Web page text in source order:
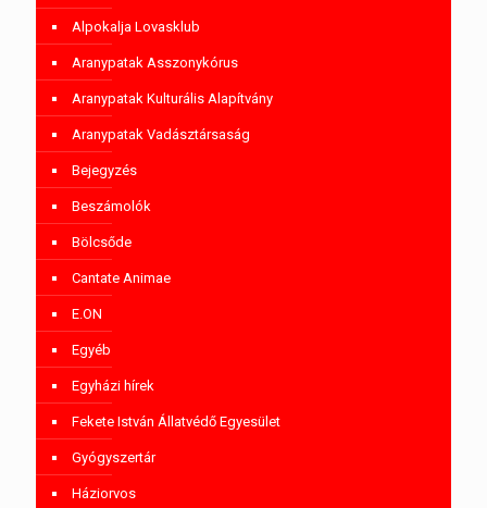
Alpokalja Lovasklub
Aranypatak Asszonykórus
Aranypatak Kulturális Alapítvány
Aranypatak Vadásztársaság
Bejegyzés
Beszámolók
Bölcsőde
Cantate Animae
E.ON
Egyéb
Egyházi hírek
Fekete István Állatvédő Egyesület
Gyógyszertár
Háziorvos